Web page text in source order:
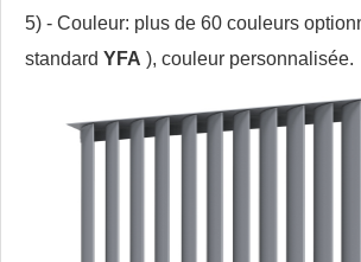
5) - Couleur: plus de 60 couleurs
standard YFA ), couleur personnalisée.